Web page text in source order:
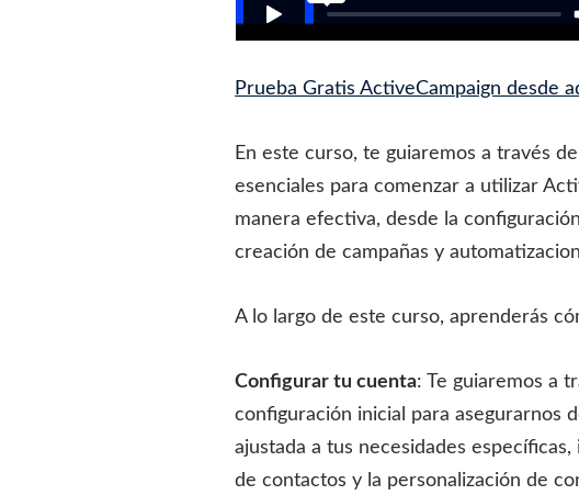
Prueba Gratis ActiveCampaign desde
En este curso, te guiaremos a través
esenciales para comenzar a utilizar
manera efectiva, desde la
creación de campañas y
A lo largo de este curso, aprenderás
Configurar tu cuenta: Te guiaremos a
configuración inicial para asegurarnos
ajustada a tus necesidades
de contactos y la personalización de